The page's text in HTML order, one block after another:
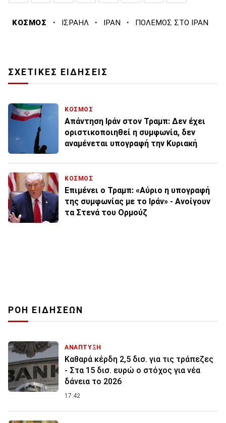
ΚΟΣΜΟΣ · ΙΣΡΑΗΛ · ΙΡΑΝ · ΠΟΛΕΜΟΣ ΣΤΟ ΙΡΑΝ
ΣΧΕΤΙΚΕΣ ΕΙΔΗΣΕΙΣ
ΚΟΣΜΟΣ
Απάντηση Ιράν στον Τραμπ: Δεν έχει
οριστικοποιηθεί η συμφωνία, δεν
αναμένεται υπογραφή την Κυριακή
ΚΟΣΜΟΣ
Επιμένει ο Τραμπ: «Αύριο η υπογραφή
της συμφωνίας με το Ιράν» - Ανοίγουν
τα Στενά του Ορμούζ
ΡΟΗ ΕΙΔΗΣΕΩΝ
ΑΝΑΠΤΥΞΗ
Καθαρά κέρδη 2,5 δισ. για τις τράπεζες
- Στα 15 δισ. ευρώ ο στόχος για νέα
δάνεια το 2026
17:42